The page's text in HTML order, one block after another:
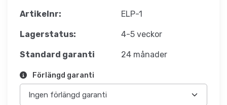
Artikelnr: ELP-1
Lagerstatus: 4-5 veckor
Standard garanti 24 månader
Förlängd garanti